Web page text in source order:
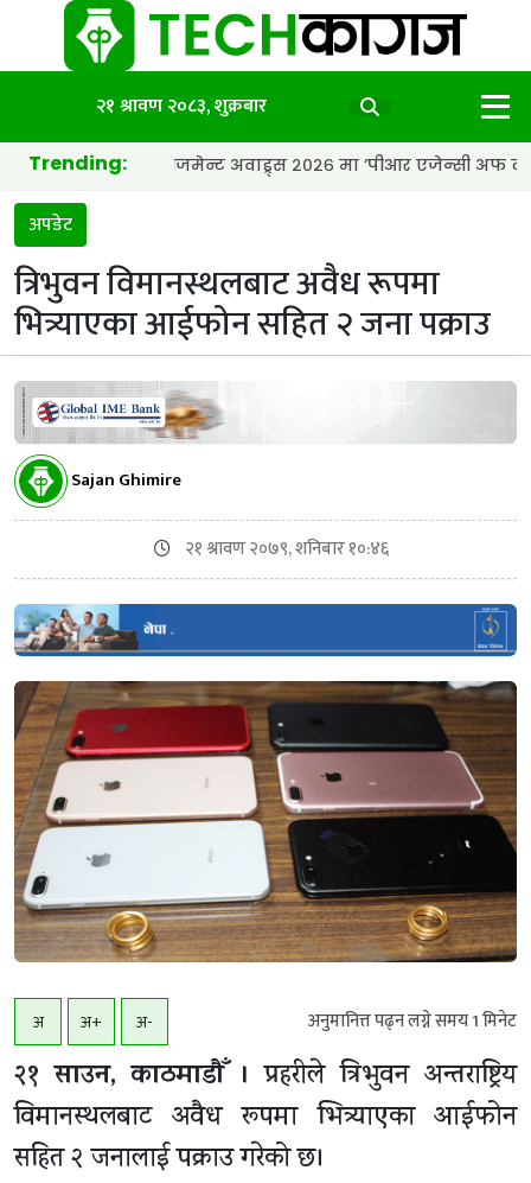
२१ श्रावण २०८३, शुक्रबार
Trending:
इन्गेजमेन्ट अवाड्र्स २०२६ मा ‘पीआर एजेन्सी अफ द इयर’ अवार्ड
अपडेट
त्रिभुवन विमानस्थलबाट अवैध रूपमा
भित्र्याएका आईफोन सहित २ जना पक्राउ
Sajan Ghimire
२१ श्रावण २०७९, शनिबार १०:४६
अ अ+ अ- अनुमानित्त पढ्न लग्ने समय1मिनेट
२१ साउन, काठमाडाैँ । प्रहरीले त्रिभुवन अन्तराष्ट्रिय
विमानस्थलबाट अवैध रूपमा भित्र्याएका आईफोन
सहित २ जनालाई पक्राउ गरेको छ।